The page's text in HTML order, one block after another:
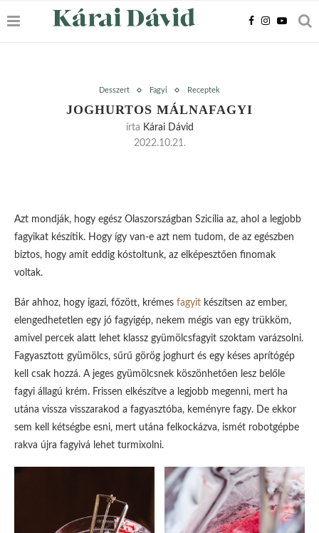
Desszert Fagyi Receptek
JOGHURTOS MÁLNAFAGYI
írta Kárai Dávid
2022.10.21.
Azt mondják, hogy egész Olaszországban Szicília az, ahol a legjobb
fagyikat készítik. Hogy így van-e azt nem tudom, de az egészben
biztos, hogy amit eddig kóstoltunk, az elképesztően finomak
voltak.
Bár ahhoz, hogy igazi, főzött, krémes fagyit készítsen az ember,
elengedhetetlen egy jó fagyigép, nekem mégis van egy trükköm,
amivel percek alatt lehet klassz gyümölcsfagyit szoktam varázsolni.
Fagyasztott gyümölcs, sűrű görög joghurt és egy késes aprítógép
kell csak hozzá. A jeges gyümölcsnek köszönhetően lesz belőle
fagyi állagú krém. Frissen elkészítve a legjobb megenni, mert ha
utána vissza visszarakod a fagyasztóba, keményre fagy. De ekkor
sem kell kétségbe esni, mert utána felkockázva, ismét robotgépbe
rakva újra fagyivá lehet turmixolni.